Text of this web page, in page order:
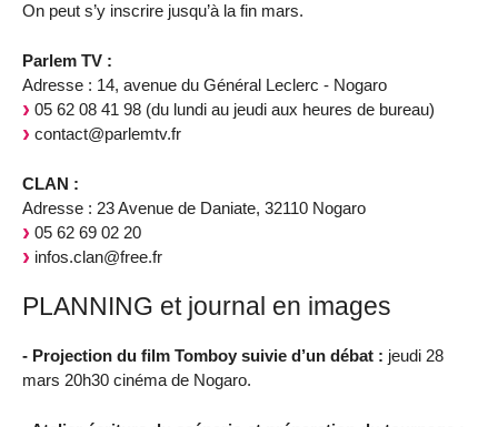
On peut s’y inscrire jusqu’à la fin mars.
Parlem TV :
Adresse : 14, avenue du Général Leclerc - Nogaro
05 62 08 41 98 (du lundi au jeudi aux heures de bureau)
contact@parlemtv.fr
CLAN :
Adresse : 23 Avenue de Daniate, 32110 Nogaro
05 62 69 02 20
infos.clan@free.fr
PLANNING et journal en images
- Projection du film Tomboy suivie d’un débat : jeudi 28
mars 20h30 cinéma de Nogaro.